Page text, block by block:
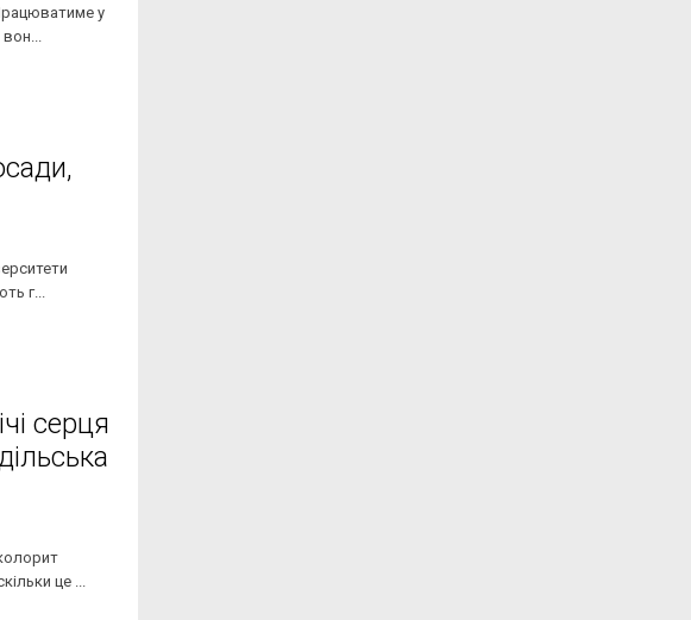
у
вон...
г...
серця
це ...